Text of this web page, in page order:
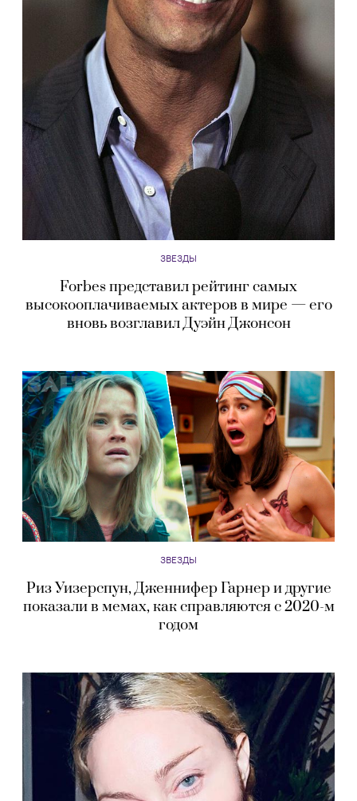
ЗВЕЗДЫ
Forbes представил рейтинг самых
высокооплачиваемых актеров в мире — его
вновь возглавил Дуэйн Джонсон
ЗВЕЗДЫ
Риз Уизерспун, Дженнифер Гарнер и другие
показали в мемах, как справляются с 2020-м
годом